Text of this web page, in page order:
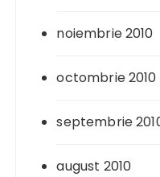
noiembrie 2010
octombrie 2010
septembrie
august 2010